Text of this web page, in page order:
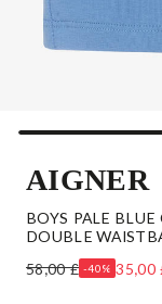
AIGNER
BOYS PALE
DOUBLE
58,00 £ -40% 35,00